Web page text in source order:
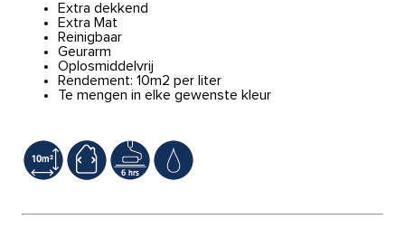
Extra dekkend
Extra Mat
Reinigbaar
Geurarm
Oplosmiddelvrij
Rendement: 10m2 per liter
Te mengen in elke gewenste kleur